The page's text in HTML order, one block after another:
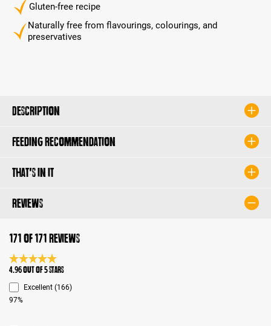
Gluten-free recipe
Naturally free from flavourings, colourings, and
preservatives
Description
Feeding recommendation
That's in it
Reviews
171 of 171 reviews
Average rating 4.9 of 5 Stars
4.96 out of 5 stars
Excellent (166)
97%